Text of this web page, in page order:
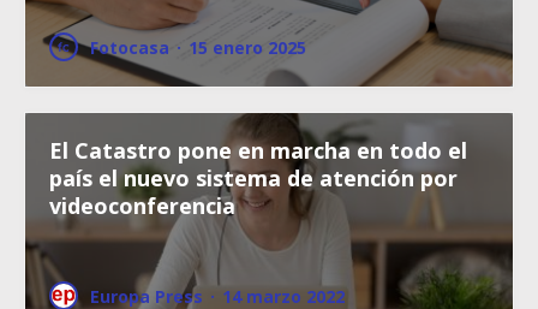
Fotocasa · 15 enero 2025
El Catastro pone en marcha en todo el
país el nuevo sistema de atención por
videoconferencia
Europa Press · 14 marzo 2022